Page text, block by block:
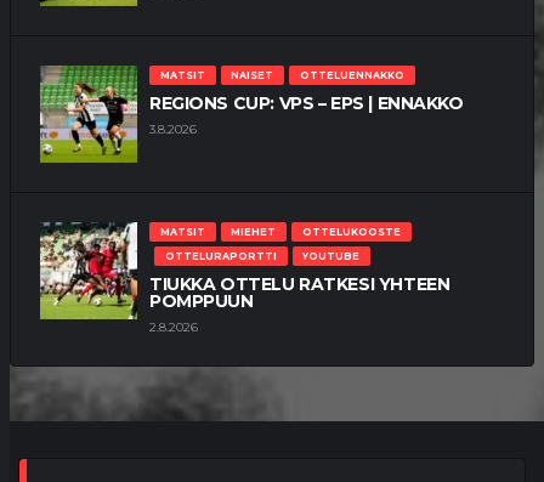
MATSIT NAISET OTTELUENNAKKO
REGIONS CUP: VPS – EPS | ENNAKKO
3.8.2026
MATSIT MIEHET
OTTELUKOOSTE
OTTELURAPORTTI
YOUTUBE
TIUKKA OTTELU RATKESI YHTEEN
POMPPUUN
2.8.2026